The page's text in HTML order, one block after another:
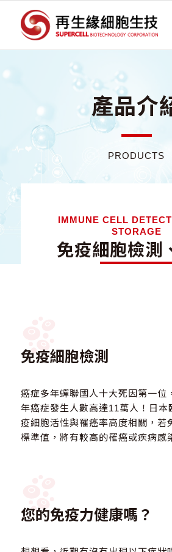
產品介
PRODUCTS
IMMUNE CELL
STORAGE
免疫細胞檢測
免疫細胞檢測
癌症多年蟬聯國人十大死因第一位
年癌症發生人數高達11萬人！日本
疫細胞活性與罹癌率高度相關，若
標準值，將有較高的罹癌或疾病感
您的免疫力健康嗎？